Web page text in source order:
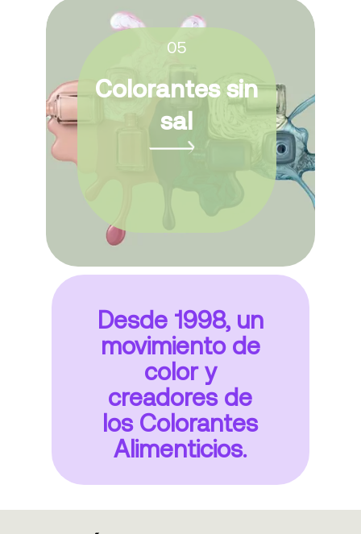
05
Colorantes sin
sal
Desde 1998, un
movimiento de
color y
creadores de
los Colorantes
Alimenticios.